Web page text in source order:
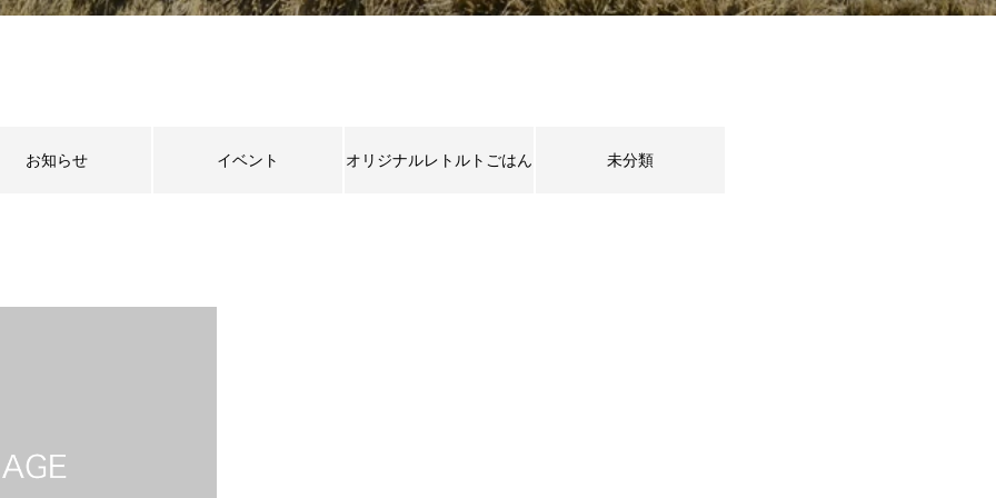
お知らせ イベント オリジナルレトルトごはん 未分類